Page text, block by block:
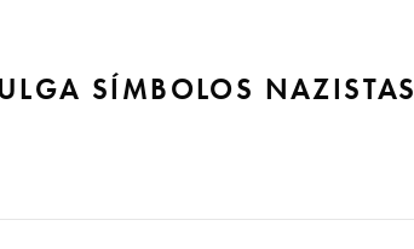
SÍMBOLOS NAZISTAS